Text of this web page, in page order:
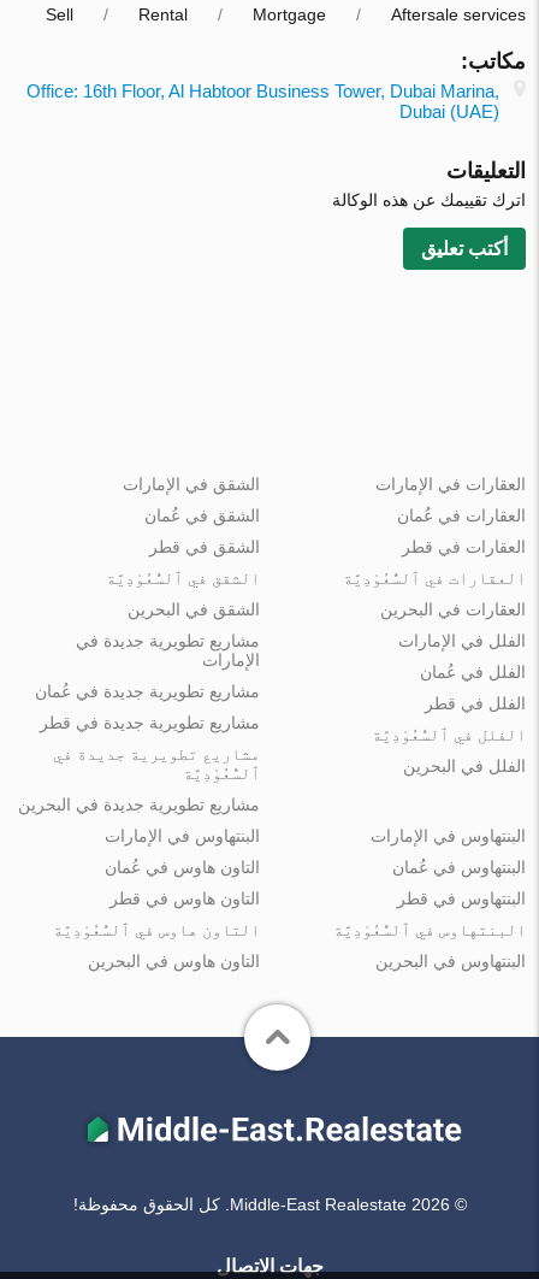
Aftersale services
Mortgage
Rental
Sell
مكاتب:
Office: 16th Floor, Al Habtoor Business Tower, Dubai Marina,
Dubai (UAE)
التعليقات
اترك تقييمك عن هذه الوكالة
أكتب تعليق
العقارات في الإمارات
العقارات في عُمان
العقارات في قطر
العقارات في ٱلسُّعُوْدِيَّة
العقارات في البحرين
الشقق في الإمارات
الشقق في عُمان
الشقق في قطر
الشقق في ٱلسُّعُوْدِيَّة
الشقق في البحرين
الفلل في الإمارات
الفلل في عُمان
الفلل في قطر
الفلل في ٱلسُّعُوْدِيَّة
الفلل في البحرين
مشاريع تطويرية جديدة في
الإمارات
مشاريع تطويرية جديدة في عُمان
مشاريع تطويرية جديدة في قطر
مشاريع تطويرية جديدة في
ٱلسُّعُوْدِيَّة
مشاريع تطويرية جديدة في البحرين
البنتهاوس في الإمارات
البنتهاوس في عُمان
البنتهاوس في قطر
البنتهاوس في ٱلسُّعُوْدِيَّة
البنتهاوس في البحرين
البنتهاوس في الإمارات
التاون هاوس في عُمان
التاون هاوس في قطر
التاون هاوس في ٱلسُّعُوْدِيَّة
التاون هاوس في البحرين
© Middle-East Realestate 2026. كل الحقوق محفوظة!
جهات الاتصال